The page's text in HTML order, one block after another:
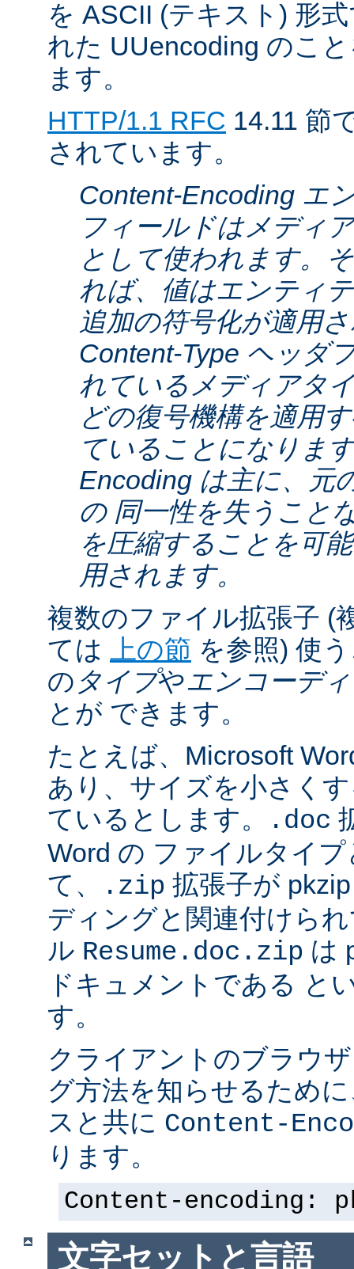
を ASCII (テキスト) 形
れた UUencoding のこ
ます。
HTTP/1.1 RFC 14.11 節
されています。
Content-Encoding エ
フィールドはメディ
として使われます。
れば、値はエンティ
追加の符号化が適用
Content-Type ヘッダ
れているメディアタ
どの復号機構を適用
ていることになりま
Encoding は主に、元
の 同一性を失うこと
を圧縮することを可
用されます。
複数のファイル拡張子 (
ては
上の節 を参照) 使
の タイプやエンコーデ
とが できます。
たとえば、Microsoft
あり、サイズを小さく
ているとします。
.doc
Word の ファイルタイ
て、
.zip 拡張子が
ディングと関連付けら
ル Resume.doc.zip は
ドキュメントである と
す。
クライアントのブラウ
グ方法を知らせるため
スと共に Content-
ります。
Content-encoding:
文字セットと言語